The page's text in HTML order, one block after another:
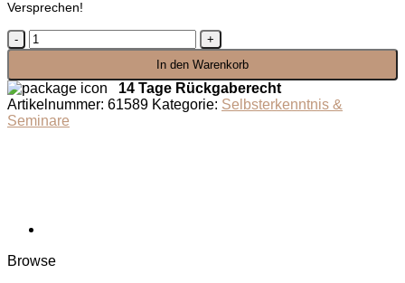
Versprechen!
Spiritus
Mysticus
Aphorismen
Menge
In den Warenkorb
14 Tage Rückgaberecht
Artikelnummer: 61589 Kategorie: Selbsterkenntnis &
Seminare
Browse